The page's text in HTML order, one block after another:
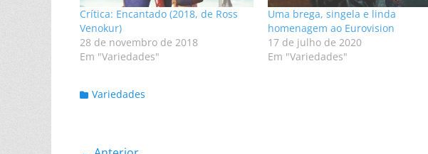
Crítica: Encantado (2018, de Ross
Venokur)
28 de novembro de 2018
Em "Variedades"
Uma brega, singela e linda
homenagem ao Eurovision
17 de julho de 2020
Em "Variedades"
Categorias:
Variedades